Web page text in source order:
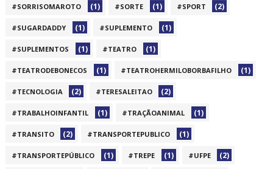
#SORRISOMAROTO (1) #SORTE (1) #SPORT (2)
#SUGARDADDY (1) #SUPLEMENTO (1)
#SUPLEMENTOS (1) #TEATRO (1)
#TEATRODEBONECOS (1) #TEATROHERMILOBORBAFILHO (1)
#TECNOLOGIA (2) #TERESALEITAO (2)
#TRABALHOINFANTIL (1) #TRAÇÃOANIMAL (1)
#TRANSITO (2) #TRANSPORTEPUBLICO (1)
#TRANSPORTEPÚBLICO (1) #TREPE (1) #UFPE (2)